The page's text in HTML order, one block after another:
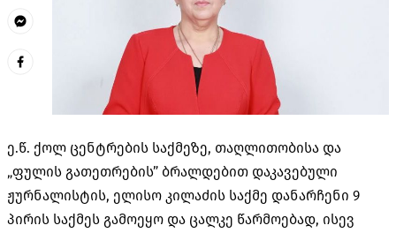
ე.წ. ქოლ ცენტრების საქმეზე, თაღლითობისა და
„ფულის გათეთრების” ბრალდებით დაკავებული
ჟურნალისტის, ელისო კილაძის საქმე დანარჩენი 9
პირის საქმეს გამოეყო და ცალკე წარმოებად, ისევ